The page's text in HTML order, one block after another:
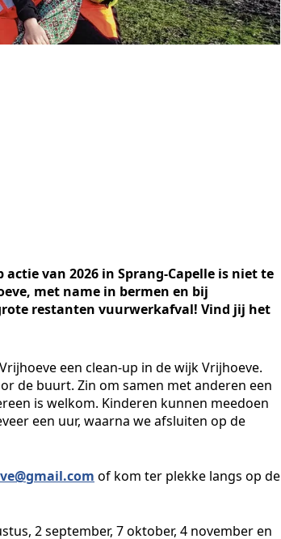
van 2026 in Sprang-Capelle is niet te
met name in bermen en bij
restanten vuurwerkafval! Vind jij het
een clean-up in de wijk Vrijhoeve.
de buurt. Zin om samen met anderen een
is welkom. Kinderen kunnen meedoen
een uur, waarna we afsluiten op de
of kom ter plekke langs op de
2 september, 7 oktober, 4 november en